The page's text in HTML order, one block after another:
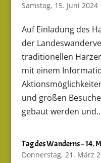
Samstag, 15. Juni 2024
Auf Einladung des
der
traditionellen
mit einem
und großen
gebaut werden
Tag des Wanderns – 14.
Donnerstag, 21. März